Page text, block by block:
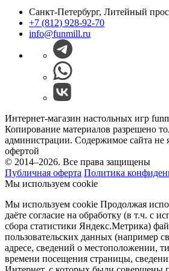
Санкт-Петербург, Литейный
+7 (812) 928-92-70
info@funmill.ru
Интернет-магазин настольных игр
Копирование материалов разрешено
администрации. Содержимое сайта не
офертой
© 2014–2026. Все права защищены
Публичная оферта Политика
Мы используем cookie
Мы используем cookie Продолжая
даёте согласие на обработку (в т.ч. с
сбора статистики Яндекс.Метрика)
пользовательских данных (например
адресе, сведений о местоположении,
времени посещения страницы,